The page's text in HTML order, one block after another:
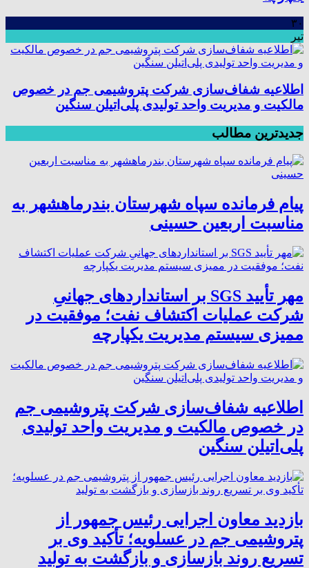
۳۰
تیر
اطلاعیه شفاف‌سازی شرکت پتروشیمی جم در خصوص
مالکیت و مدیریت واحد تولیدی پلی‌اتیلن سنگین
جدیدترین مطالب
پیام فرمانده سپاه شهرستان بندرماهشهر به
مناسبت اربعین حسینی
مهر تأیید SGS بر استانداردهای جهانیِ
شرکت عملیات اکتشاف نفت؛ موفقیت در
ممیزی سیستم مدیریت یکپارچه
اطلاعیه شفاف‌سازی شرکت پتروشیمی جم
در خصوص مالکیت و مدیریت واحد تولیدی
پلی‌اتیلن سنگین
بازدید معاون اجرایی رئیس جمهور از
پتروشیمی جم در عسلویه؛ تأکید وی بر
تسریع روند بازسازی و بازگشت به تولید